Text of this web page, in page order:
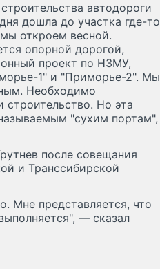
автодороги
дошла до участка где-то
откроем весной.
опорной дорогой,
проект по НЗМУ,
1" и "Приморье-2". Мы
Необходимо
Но эта
"сухим портам",
после совещания
и Транссибирской
Мне представляется, что
— сказал